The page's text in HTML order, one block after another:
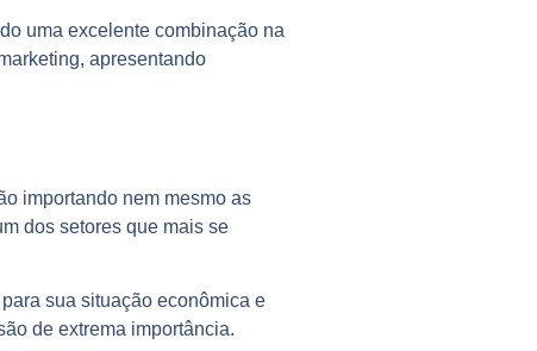
uma excelente combinação na
apresentando
importando nem mesmo as
dos setores que mais se
sua situação econômica e
de extrema importância.